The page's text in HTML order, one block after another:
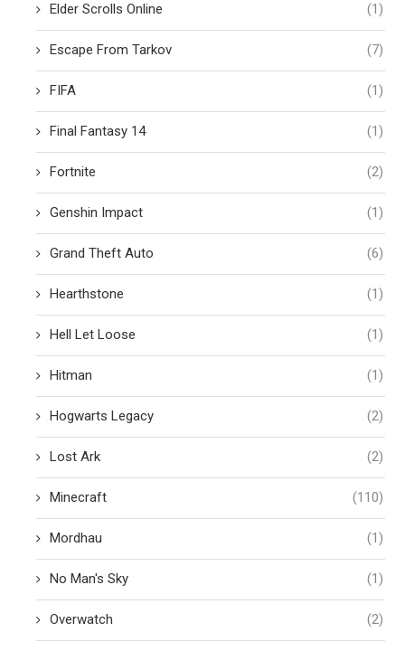
Elder Scrolls Online (1)
Escape From Tarkov (7)
FIFA (1)
Final Fantasy 14 (1)
Fortnite (2)
Genshin Impact (1)
Grand Theft Auto (6)
Hearthstone (1)
Hell Let Loose (1)
Hitman (1)
Hogwarts Legacy (2)
Lost Ark (2)
Minecraft (110)
Mordhau (1)
No Man's Sky (1)
Overwatch (2)